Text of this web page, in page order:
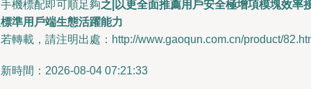
機標配即可順足夠之|以更全面推薦用戶安全極增項模塊效率
準用戶端生態活躍能力
轉載，請注明出處：http://www.gaoqun.com.cn/product/
時間：2026-08-04 07:21:33